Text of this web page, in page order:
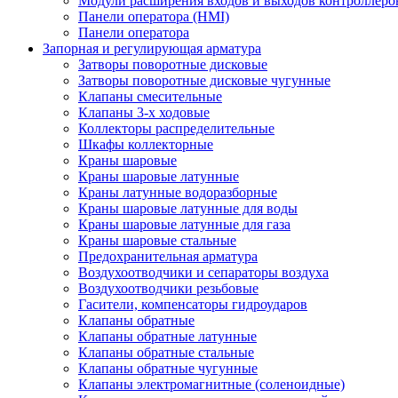
Панели оператора (HMI)
Панели оператора
Запорная и регулирующая арматура
Затворы поворотные дисковые
Затворы поворотные дисковые чугунные
Клапаны смесительные
Клапаны 3-х ходовые
Коллекторы распределительные
Шкафы коллекторные
Краны шаровые
Краны шаровые латунные
Краны латунные водоразборные
Краны шаровые латунные для воды
Краны шаровые латунные для газа
Краны шаровые стальные
Предохранительная арматура
Воздухоотводчики и сепараторы воздуха
Воздухоотводчики резьбовые
Гасители, компенсаторы гидроударов
Клапаны обратные
Клапаны обратные латунные
Клапаны обратные стальные
Клапаны обратные чугунные
Клапаны электромагнитные (соленоидные)